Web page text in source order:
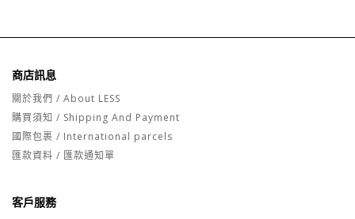
商店訊息
關於我們 / About LESS
購買須知 / Shipping And Payment
國際包裹 / International parcels
匯款資料 / 匯款通知單
客戶服務